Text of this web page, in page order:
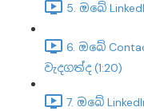
5. ඔබේ
6. ඔබේ
වැදගත්ද (1:20)
7. ඔබේ